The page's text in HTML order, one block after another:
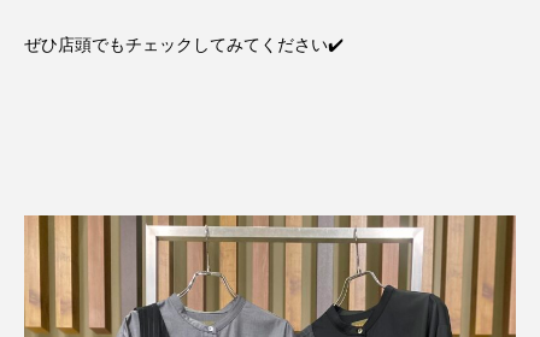
ぜひ店頭でもチェックしてみてください✔️